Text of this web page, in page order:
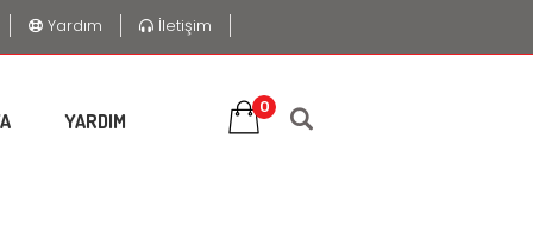
Yardım İletişim
YARDIM
0